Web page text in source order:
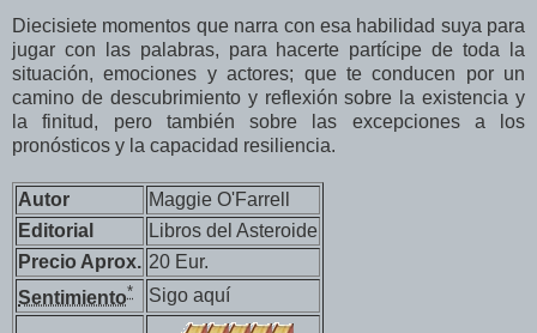
Diecisiete momentos que narra con esa habilidad suya para
jugar con las palabras, para hacerte partícipe de toda la
situación, emociones y actores; que te conducen por un
camino de descubrimiento y reflexión sobre la existencia y
la finitud, pero también sobre las excepciones a los
pronósticos y la capacidad resiliencia.
Autor
Maggie O'Farrell
Editorial
Libros del Asteroide
Precio Aprox. 20 Eur.
Sentimiento* Sigo aquí